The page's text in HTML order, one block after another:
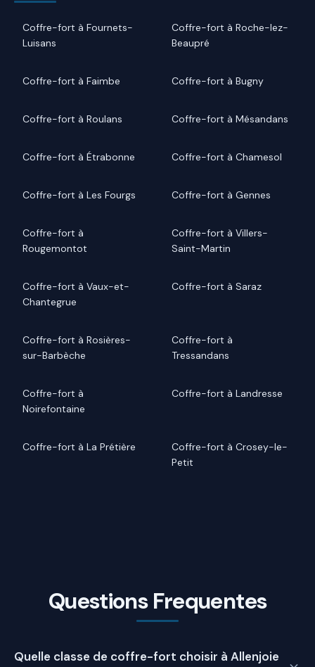
Coffre-fort à Fournets-
Luisans
Coffre-fort à Roche-lez-
Beaupré
Coffre-fort à Faimbe Coffre-fort à Bugny
Coffre-fort à Roulans Coffre-fort à Mésandans
Coffre-fort à Étrabonne Coffre-fort à Chamesol
Coffre-fort à Les Fourgs Coffre-fort à Gennes
Coffre-fort à
Rougemontot
Coffre-fort à Villers-
Saint-Martin
Coffre-fort à Vaux-et-
Chantegrue
Coffre-fort à Saraz
Coffre-fort à Rosières-
sur-Barbèche
Coffre-fort à
Tressandans
Coffre-fort à
Noirefontaine
Coffre-fort à Landresse
Coffre-fort à La Prétière
Coffre-fort à Crosey-le-
Petit
Questions Frequentes
Quelle classe de coffre-fort choisir à Allenjoie